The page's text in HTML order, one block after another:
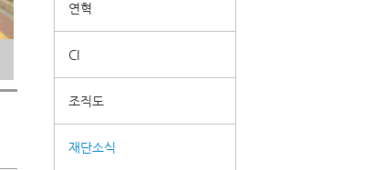
연혁
CI
조직도
재단소식